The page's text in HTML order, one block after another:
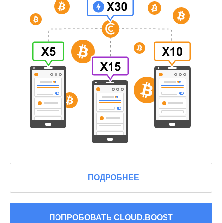
ПОДРОБНЕЕ
ПОПРОБОВАТЬ CLOUD.BOOST